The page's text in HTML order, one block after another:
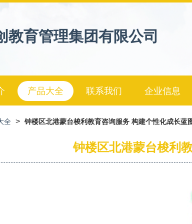
教育管理集团有限公司
产品大全 联系我们 企业信息
全 > 钟楼区北港蒙台梭利教育咨询服务 构建个性化成长蓝
钟楼区北港蒙台梭利